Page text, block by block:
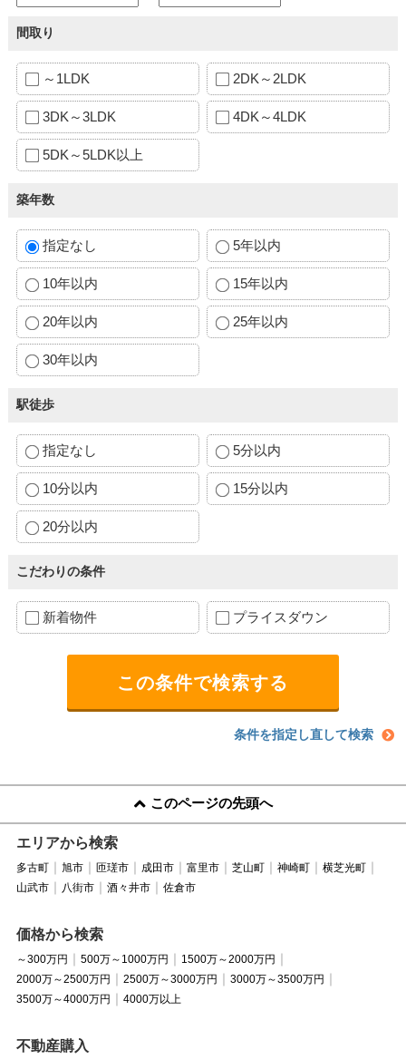
間取り
～1LDK 2DK～2LDK
3DK～3LDK 4DK～4LDK
5DK～5LDK以上
築年数
指定なし 5年以内
10年以内 15年以内
20年以内 25年以内
30年以内
駅徒歩
指定なし 5分以内
10分以内 15分以内
20分以内
こだわりの条件
新着物件 プライスダウン
条件を指定し直して検索
このページの先頭へ
エリアから検索
多古町 旭市 匝瑳市 成田市 富里市 芝山町 神崎町
横芝光町
山武市
八街市 酒々井市 佐倉市
価格から検索
～300万円 500万～1000万円
1500万～2000万円
2000万～2500万円
2500万～3000万円
3000万～3500万円
3500万～4000万円
4000万以上
不動産購入